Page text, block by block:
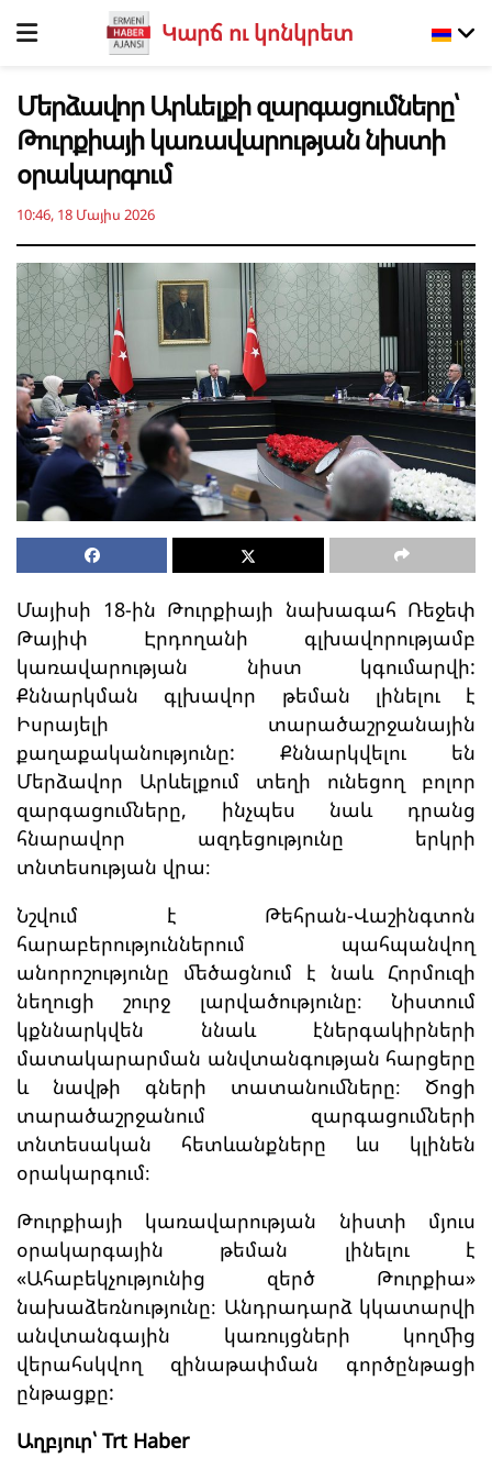
Կարճ ու կոնկրետ
Մերձավոր Արևելքի զարգացումները՝
Թուրքիայի կառավարության նիստի
օրակարգում
10:46, 18 Մայիս 2026
Մայիսի 18-ին Թուրքիայի նախագահ Ռեջեփ
Թայիփ Էրդողանի գլխավորությամբ
կառավարության նիստ կգումարվի:
Քննարկման գլխավոր թեման լինելու է
Իսրայելի տարածաշրջանային
քաղաքականությունը: Քննարկվելու են
Մերձավոր Արևելքում տեղի ունեցող բոլոր
զարգացումները, ինչպես նաև դրանց
հնարավոր ազդեցությունը երկրի
տնտեսության վրա։
Նշվում է Թեհրան-Վաշինգտոն
հարաբերություններում պահպանվող
անորոշությունը մեծացնում է նաև Հորմուզի
նեղուցի շուրջ լարվածությունը։ Նիստում
կքննարկվեն ննաև էներգակիրների
մատակարարման անվտանգության հարցերը
և նավթի գների տատանումները։ Ծոցի
տարածաշրջանում զարգացումների
տնտեսական հետևանքները ևս կլինեն
օրակարգում։
Թուրքիայի կառավարության նիստի մյուս
օրակարգային թեման լինելու է
«Ահաբեկչությունից զերծ Թուրքիա»
նախաձեռնությունը։ Անդրադարձ կկատարվի
անվտանգային կառույցների կողմից
վերահսկվող զինաթափման գործընթացի
ընթացքը:
Աղբյուր՝ Trt Haber